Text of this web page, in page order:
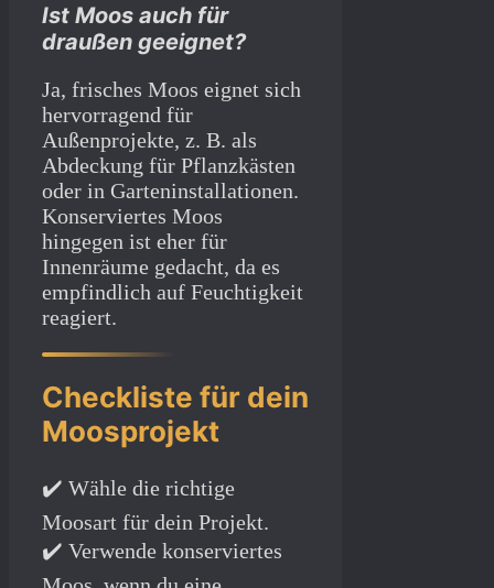
Ist Moos auch für
draußen geeignet?
Ja, frisches Moos eignet sich
hervorragend für
Außenprojekte, z. B. als
Abdeckung für Pflanzkästen
oder in Garteninstallationen.
Konserviertes Moos
hingegen ist eher für
Innenräume gedacht, da es
empfindlich auf Feuchtigkeit
reagiert.
Checkliste für dein
Moosprojekt
✔️ Wähle die richtige
Moosart für dein Projekt.
✔️ Verwende konserviertes